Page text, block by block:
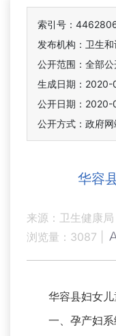
索引号：
发布机构：卫生
公开范围：全部公
生成日期：2020-
公开日期：2020-
公开方式：政府网
华容
来源：卫生健康局
浏览量： 3087
华容县妇女
一、孕产妇